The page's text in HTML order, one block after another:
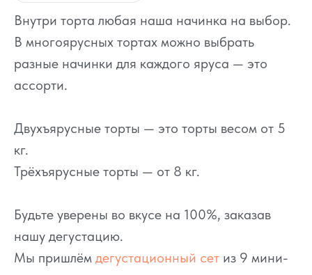
Внутри торта любая наша начинка на выбор.
В многоярусных тортах можно выбрать
разные начинки для каждого яруса — это
ассорти.
Двухъярусные торты — это торты весом от 5
кг.
Трёхъярусные торты — от 8 кг.
Будьте уверены во вкусе на 100%, заказав
нашу дегустацию.
Мы пришлём дегустационный сет из 9 мини-